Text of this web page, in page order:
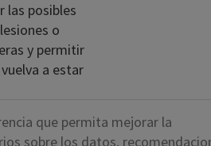
las posibles
o
y permitir
a estar
que permita mejorar la
sobre los datos,